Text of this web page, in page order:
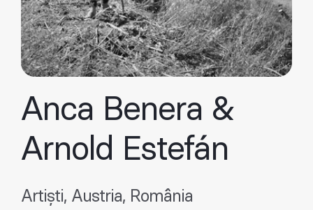
Anca Benera &
Arnold Estefán
Artiști, Austria, România